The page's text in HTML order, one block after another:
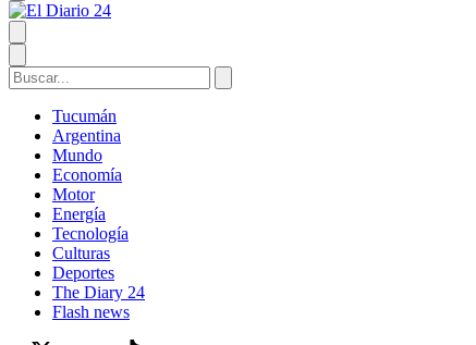
Tucumán
Argentina
Mundo
Economía
Motor
Energía
Tecnología
Culturas
Deportes
The Diary 24
Flash news